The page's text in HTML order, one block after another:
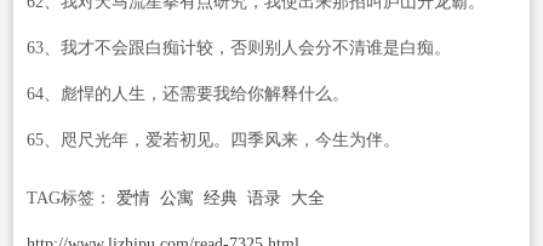
63、我才不会跟白痴计较，否则别人会分不清谁是白痴。
64、彪悍的人生，还需要我给你解释什么。
65、咫尺光年，爱若初见。四季风来，今生为伴。
TAG标签： 爱情 公寓 经典 语录 大全